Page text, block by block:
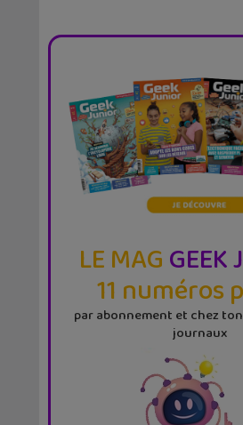
LE MAGGEEK
11 numéros
par abonnement et chez
journaux